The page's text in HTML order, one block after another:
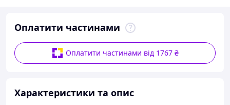
Оплатити частинами
Оплатити частинами від 1767 ₴
Характеристики та опис